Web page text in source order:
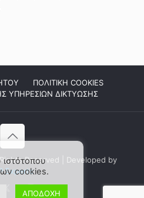
ΠΟΛΙΤΙΚΗ COOKIES
ΥΠΗΡΕΣΙΩΝ ΔΙΚΤΥΩΣΗΣ
Reserved | Developed by
Experts
cookies.
ΑΠΟΔΟΧΗ